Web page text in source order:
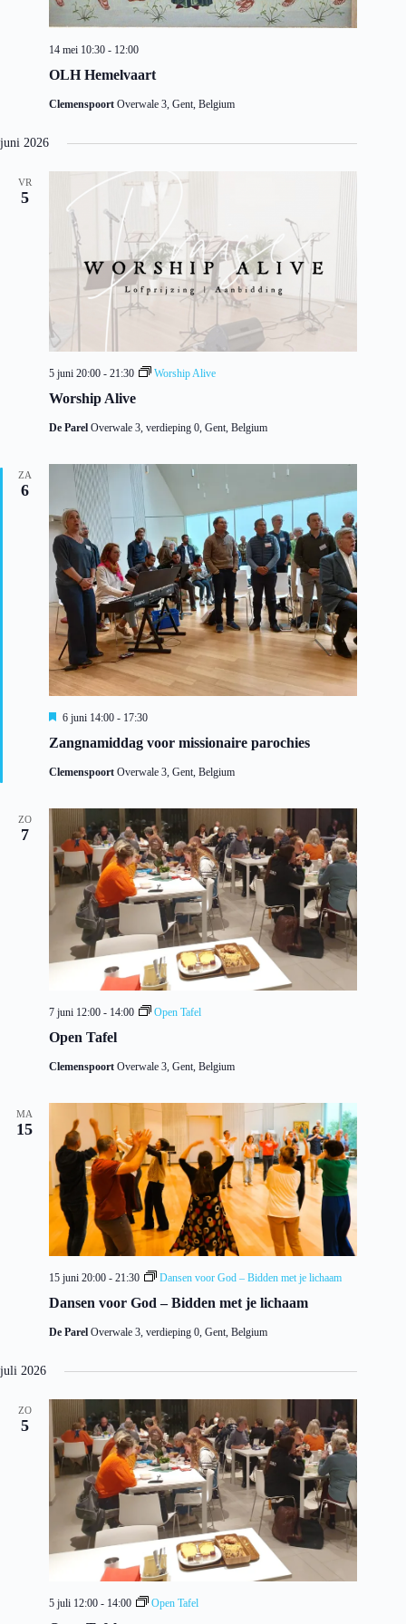
OLH Hemelvaart
14 mei 10:30 - 12:00
Clemenspoort Overwale 3, Gent, Belgium
juni 2026
VR
5
Worship Alive
5 juni 20:00 - 21:30 Worship Alive
De Parel Overwale 3, verdieping 0, Gent, Belgium
ZA
6
Zangnamiddag voor missionaire parochies
U
t
e
t
6 juni 14:00 - 17:30
Clemenspoort Overwale 3, Gent, Belgium
ZO
7
Open Tafel
7 juni 12:00 - 14:00 Open Tafel
Clemenspoort Overwale 3, Gent, Belgium
MA
15
Dansen voor God – Bidden met je lichaam
15 juni 20:00 - 21:30 Dansen voor God – Bidden met je lichaam
De Parel Overwale 3, verdieping 0, Gent, Belgium
juli 2026
ZO
5
5 juli 12:00 - 14:00 Open Tafel